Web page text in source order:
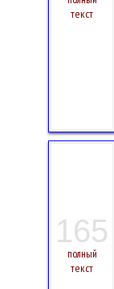
текст
165
полный
текст